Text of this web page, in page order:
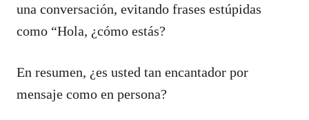
una conversación, evitando frases estúpidas
como “Hola, ¿cómo estás?
En resumen, ¿es usted tan encantador por
mensaje como en persona?